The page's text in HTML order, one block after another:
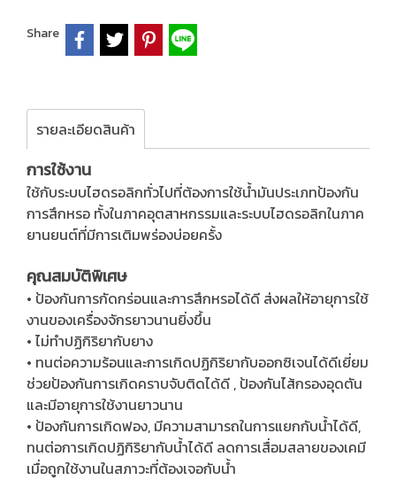
Share
รายละเอียดสินค้า
การใช้งาน
ใช้กับระบบไฮดรอลิกทั่วไปที่ต้องการใช้น้ำมันประเภทป้องกัน
การสึกหรอ ทั้งในภาคอุตสาหกรรมและระบบไฮดรอลิกในภาค
ยานยนต์ที่มีการเติมพร่องบ่อยครั้ง
คุณสมบัติพิเศษ
• ป้องกันการกัดกร่อนและการสึกหรอได้ดี ส่งผลให้อายุการใช้
งานของเครื่องจักรยาวนานยิ่งขึ้น
• ไม่ทำปฏิกิริยากับยาง
• ทนต่อความร้อนและการเกิดปฏิกิริยากับออกซิเจนได้ดีเยี่ยม
ช่วยป้องกันการเกิดคราบจับติดได้ดี , ป้องกันไส้กรองอุดตัน
และมีอายุการใช้งานยาวนาน
• ป้องกันการเกิดฟอง, มีความสามารถในการแยกกับน้ำได้ดี,
ทนต่อการเกิดปฏิกิริยากับน้ำได้ดี ลดการเสื่อมสลายของเคมี
เมื่อถูกใช้งานในสภาวะที่ต้องเจอกับน้ำ